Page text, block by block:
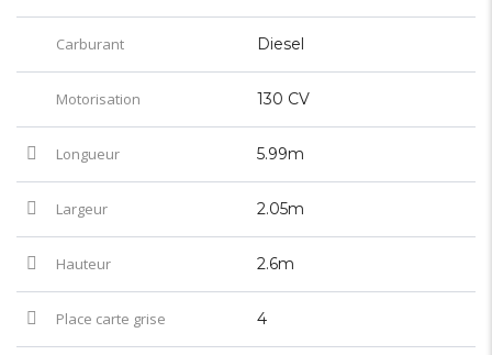
Carburant Diesel
Motorisation 130 CV
Longueur 5.99m
Largeur 2.05m
Hauteur 2.6m
Place carte grise 4